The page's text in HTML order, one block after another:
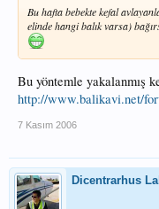
Bu hafta bebekte kefal
elinde hangi balık varsa)
Bu yöntemle yakalanmış
http://www.balikavi.net/
7 Kasım 2006
Dicentrarhus